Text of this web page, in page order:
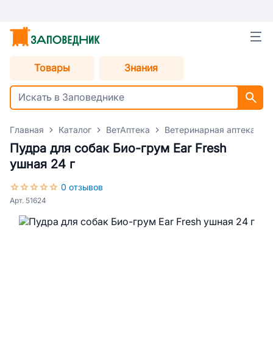
Товары Знания
Главная Каталог ВетАптека Ветеринарная аптека
Пудра для собак Био-грум Ear Fresh
ушная 24 г
0 отзывов
Арт. 51624